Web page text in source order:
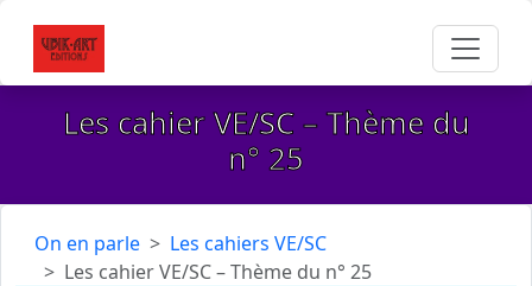
Les cahier VE/SC – Thème du
n° 25
On en parle
Les cahiers VE/SC
Les cahier VE/SC – Thème du n° 25